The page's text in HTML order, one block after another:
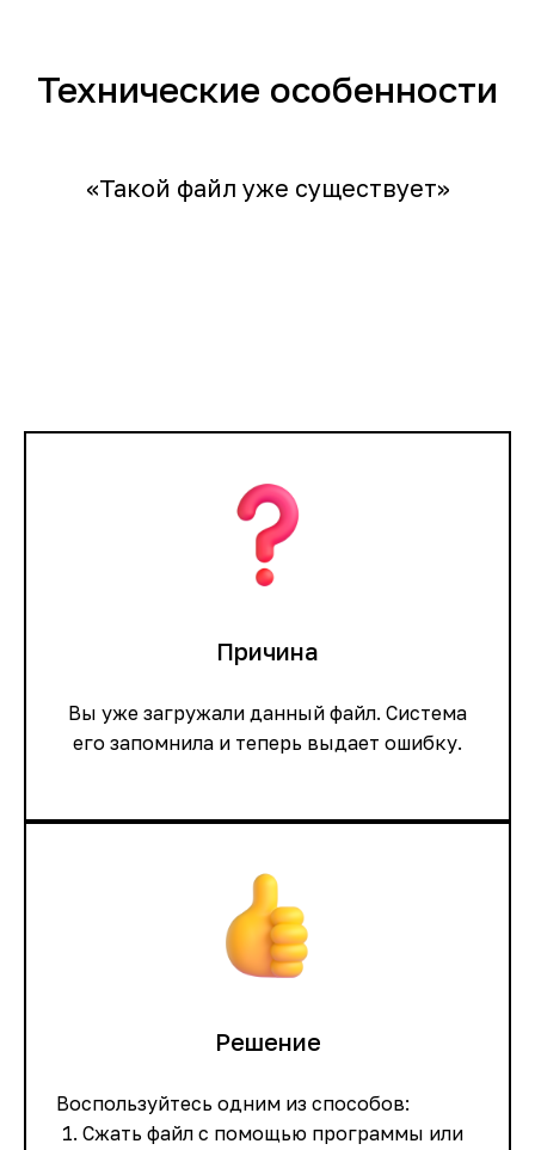
Технические особенности
«Такой файл уже существует»
Причина
Вы уже загружали данный файл. Система
его запомнила и теперь выдает ошибку.
Решение
Воспользуйтесь одним из способов:
Сжать файл с помощью программы или